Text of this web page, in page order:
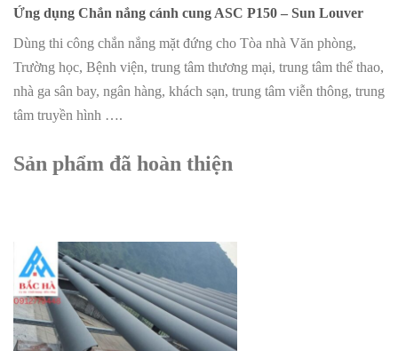
Ứng dụng Chắn nắng cánh cung ASC P150 – Sun Louver
Dùng thi công chắn nắng mặt đứng cho Tòa nhà Văn phòng,
Trường học, Bệnh viện, trung tâm thương mại, trung tâm thể thao,
nhà ga sân bay, ngân hàng, khách sạn, trung tâm viễn thông, trung
tâm truyền hình ….
Sản phẩm đã hoàn thiện